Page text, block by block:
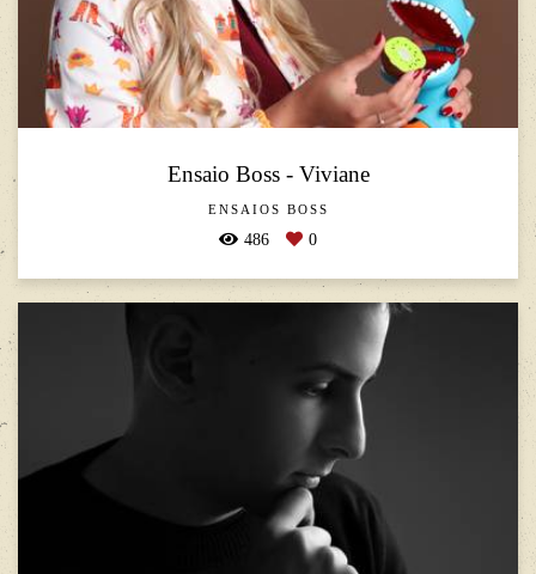
Ensaio Boss - Viviane
ENSAIOS BOSS
486 0